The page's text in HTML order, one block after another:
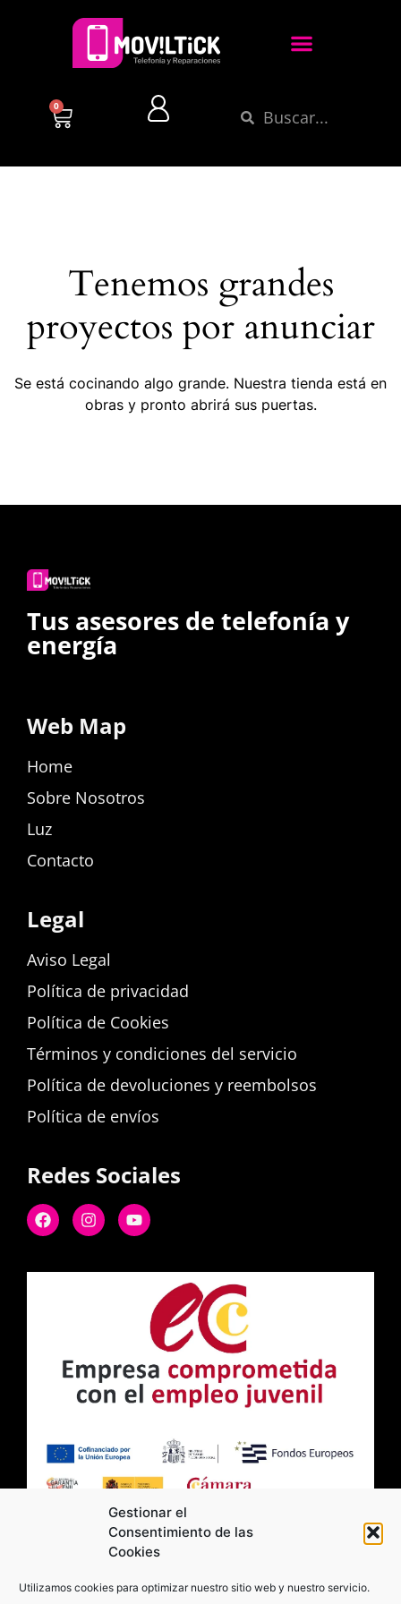
Gestionar el
Consentimiento de las
Cookies
Utilizamos cookies para optimizar nuestro sitio web y nuestro servicio.
0
Tenemos grandes
proyectos por anunciar
Se está cocinando algo grande. Nuestra tienda está en
obras y pronto abrirá sus puertas.
Tus asesores de telefonía y
energía
Web Map
Home
Sobre Nosotros
Luz
Contacto
Legal
Aviso Legal
Política de privacidad
Política de Cookies
Términos y condiciones del servicio
Política de devoluciones y reembolsos
Política de envíos
Redes Sociales
2026 Moviltick technologies. Todos los